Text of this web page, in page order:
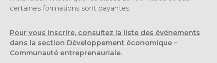
certaines formations sont payantes.
Pour vous inscrire, consultez la liste des événements
dans la section Développement économique –
Communauté entreprenauriale.